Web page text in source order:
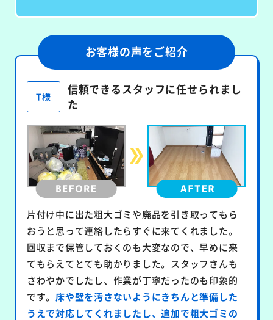
お客様の声をご紹介
T様
信頼できるスタッフに任せられまし
た
片付け中に出た粗大ゴミや廃品を引き取ってもら
おうと思って連絡したらすぐに来てくれました。
回収まで保管しておくのも大変なので、早めに来
てもらえてとても助かりました。スタッフさんも
さわやかでしたし、作業が丁寧だったのも印象的
です。 床や壁を汚さないようにきちんと準備した
うえで対応してくれましたし、追加で粗大ゴミの